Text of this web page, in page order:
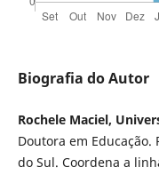
Biografia do Autor
Rochele Maciel,
Doutora em Educação.
do Sul. Coordena a